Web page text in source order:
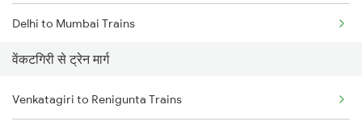
Delhi to Mumbai Trains
Mumbai to Pune Trains
Delhi to Jammu Trains
वेंकटगिरी से ट्रेन मार्ग
Venkatagiri to Renigunta Trains